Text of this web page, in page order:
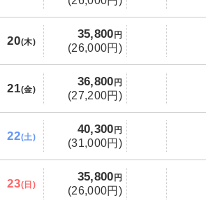
20(木)
35,800 円
(26,000円)
21(金)
36,800 円
(27,200円)
22(土)
40,300 円
(31,000円)
23(日)
35,800 円
(26,000円)